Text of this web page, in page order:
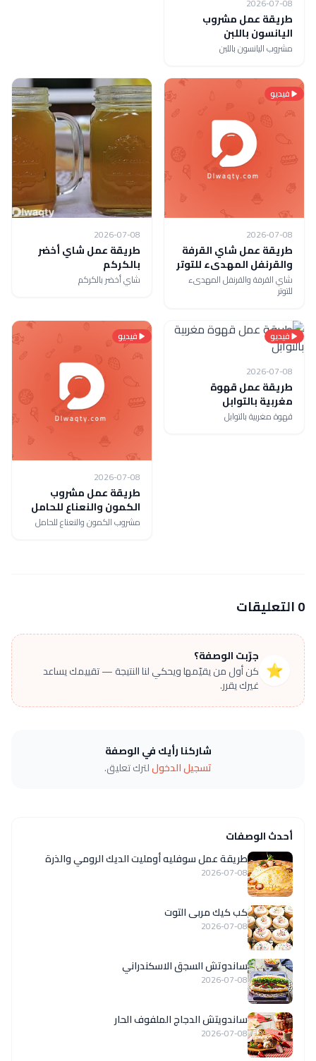
طريقة عمل مشروب
اليانسون باللبن
مشروب اليانسون باللبن
فيديو
2026-07-08
طريقة عمل شاي القرفة
والقرنفل المهدىء للتوتر
شاي القرفة والقرنفل المهدىء
للتوتر
2026-07-08
طريقة عمل شاي أخضر
بالكركم
شاي أخضر بالكركم
فيديو
2026-07-08
طريقة عمل قهوة
مغربية بالتوابل
قهوة مغربية بالتوابل
فيديو
2026-07-08
طريقة عمل مشروب
الكمون والنعناع للحامل
مشروب الكمون والنعناع للحامل
0 التعليقات
⭐
جرّبت الوصفة؟
كن أول من يقيّمها ويحكي لنا النتيجة — تقييمك يساعد
غيرك يقرر.
شاركنا رأيك في الوصفة
تسجيل الدخوللترك تعليق.
أحدث الوصفات
طريقة عمل سوفليه أومليت الديك الرومي والذرة
2026-07-08
كب كيك مربى التوت
2026-07-08
ساندوتش السجق الاسكندراني
2026-07-08
ساندويتش الدجاج الملفوف الحار
2026-07-08